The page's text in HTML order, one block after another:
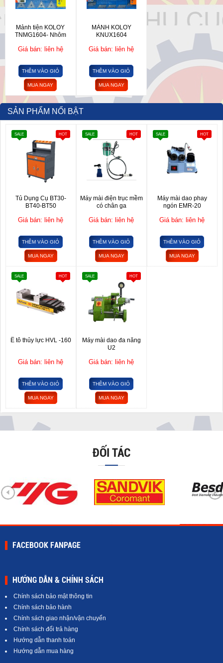
Mảnh tiện KOLOY
TNMG1604- Nhôm
Giá bán: liên hệ
THÊM VÀO GIỎ
MUA NGAY
MẢNH KOLOY
KNUX1604
Giá bán: liên hệ
THÊM VÀO GIỎ
MUA NGAY
SẢN PHẨM NỔI BẬT
HOT
SALE
Tủ Dụng Cụ BT30-
BT40-BT50
Giá bán: liên hệ
THÊM VÀO GIỎ
MUA NGAY
HOT
SALE
Máy mài điện trục mềm
có chân ga
Giá bán: liên hệ
THÊM VÀO GIỎ
MUA NGAY
HOT
SALE
Máy mài dao phay
ngón EMR-20
Giá bán: liên hệ
THÊM VÀO GIỎ
MUA NGAY
HOT
SALE
Ê tô thủy lực HVL -160
Giá bán: liên hệ
THÊM VÀO GIỎ
MUA NGAY
HOT
SALE
Máy mài dao đa năng
U2
Giá bán: liên hệ
THÊM VÀO GIỎ
MUA NGAY
ĐỐI TÁC
FACEBOOK FANPAGE
HƯỚNG DẪN & CHÍNH SÁCH
Chính sách bảo mật thông tin
Chính sách bảo hành
Chính sách giao nhận/vận chuyển
Chính sách đổi trả hàng
Hướng dẫn thanh toán
Hướng dẫn mua hàng